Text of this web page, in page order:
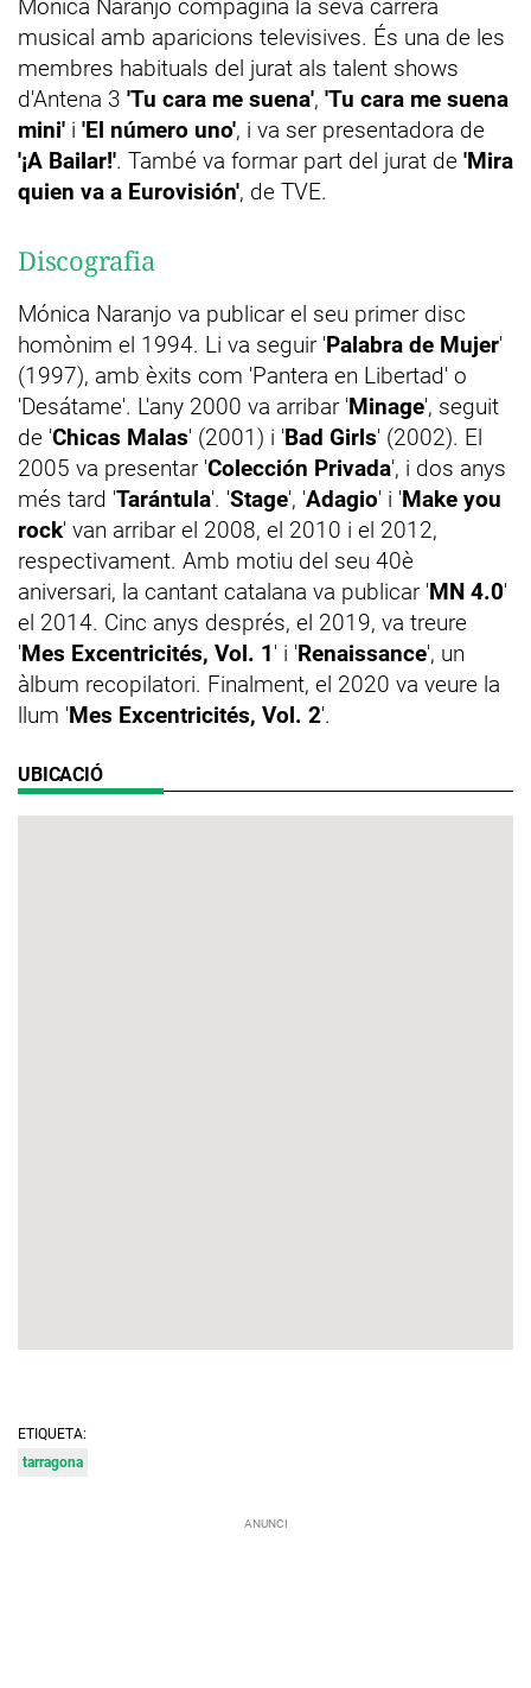
Mónica Naranjo compagina la seva carrera
musical amb aparicions televisives. És una de les
membres habituals del jurat als talent shows
d'Antena 3 'Tu cara me suena', 'Tu cara me suena
mini' i 'El número uno', i va ser presentadora de
'¡A Bailar!'. També va formar part del jurat de 'Mira
quien va a Eurovisión', de TVE.
Discografia
Mónica Naranjo va publicar el seu primer disc
homònim el 1994. Li va seguir 'Palabra de Mujer'
(1997), amb èxits com 'Pantera en Libertad' o
'Desátame'. L'any 2000 va arribar 'Minage', seguit
de 'Chicas Malas' (2001) i 'Bad Girls' (2002). El
2005 va presentar 'Colección Privada', i dos anys
més tard 'Tarántula'. 'Stage', 'Adagio' i 'Make you
rock' van arribar el 2008, el 2010 i el 2012,
respectivament. Amb motiu del seu 40è
aniversari, la cantant catalana va publicar 'MN 4.0'
el 2014. Cinc anys després, el 2019, va treure
'Mes Excentricités, Vol. 1' i 'Renaissance', un
àlbum recopilatori. Finalment, el 2020 va veure la
llum 'Mes Excentricités, Vol. 2'.
UBICACIÓ
ETIQUETA:
tarragona